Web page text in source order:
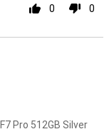
0 0
Pro 512GB Silver